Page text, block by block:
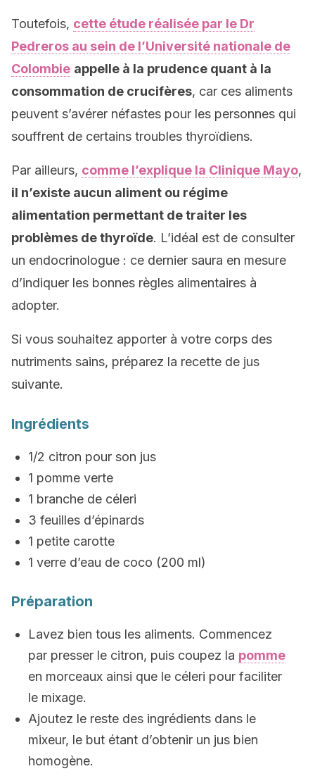
Toutefois, cette étude réalisée par le Dr
Pedreros au sein de l’Université nationale de
Colombie appelle à la prudence quant à la
consommation de crucifères, car ces aliments
peuvent s’avérer néfastes pour les personnes qui
souffrent de certains troubles thyroïdiens.
Par ailleurs, comme l’explique la Clinique Mayo,
il n’existe aucun aliment ou régime
alimentation permettant de traiter les
problèmes de thyroïde. L’idéal est de consulter
un endocrinologue : ce dernier saura en mesure
d’indiquer les bonnes règles alimentaires à
adopter.
Si vous souhaitez apporter à votre corps des
nutriments sains, préparez la recette de jus
suivante.
Ingrédients
1/2 citron pour son jus
1 pomme verte
1 branche de céleri
3 feuilles d’épinards
1 petite carotte
1 verre d’eau de coco (200 ml)
Préparation
Lavez bien tous les aliments. Commencez
par presser le citron, puis coupez la pomme
en morceaux ainsi que le céleri pour faciliter
le mixage.
Ajoutez le reste des ingrédients dans le
mixeur, le but étant d’obtenir un jus bien
homogène.